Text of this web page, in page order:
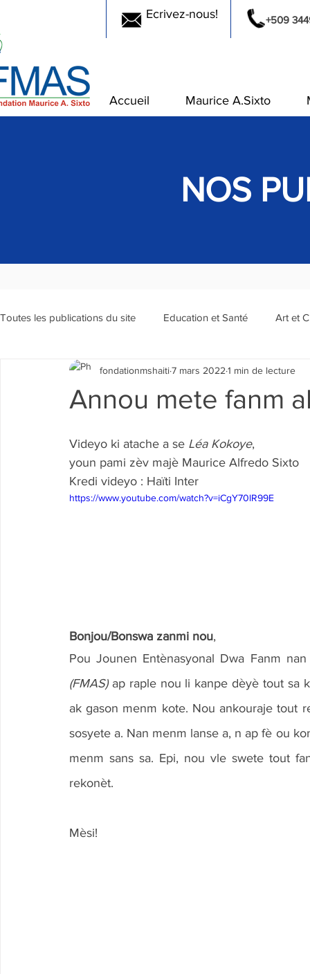
Accueil Maurice A.Sixto
+509
Ecrivez-nous!
NOS
Toutes les publications du site Education et Santé Art et
Sensibilisation et Environement Evénements/Rubriques
Annou mete fanm
fondationmshaiti7 mars 2022 1 min de lecture
Videyo ki atache a se Léa Kokoye
youn pami zèv majè Maurice Alfredo Sixto
Kredi videyo : Haïti Inter
https://www.youtube.com/watch?v=iCgY70lR99E
Bonjou/Bonswa zanmi nou,
Pou Jounen Entènasyonal Dwa Fanm
(FMAS) ap raple nou li kanpe dèyè tout sa
ak gason menm kote. Nou ankouraje tout
sosyete a. Nan menm lanse a, n ap fè ou
menm sans sa. Epi, nou vle swete tout
rekonèt.
Mèsi!